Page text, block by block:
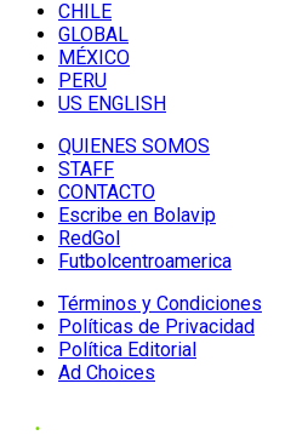
CHILE
GLOBAL
MÉXICO
PERU
US ENGLISH
QUIENES SOMOS
STAFF
CONTACTO
Escribe en Bolavip
RedGol
Futbolcentroamerica
Términos y Condiciones
Políticas de Privacidad
Política Editorial
Ad Choices